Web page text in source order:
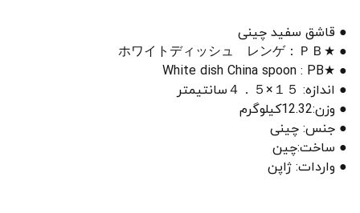
● قاشق سفید چینی
● ★ホワイトディッシュ レンゲ：ＰＢ
● ★White dish China spoon : PB
● اندازه: １５×４．５سانتیمتر
● وزن:12.32کیلوگرم
● جنس: چینی
● ساخت:چین
● واردات: ژاپن